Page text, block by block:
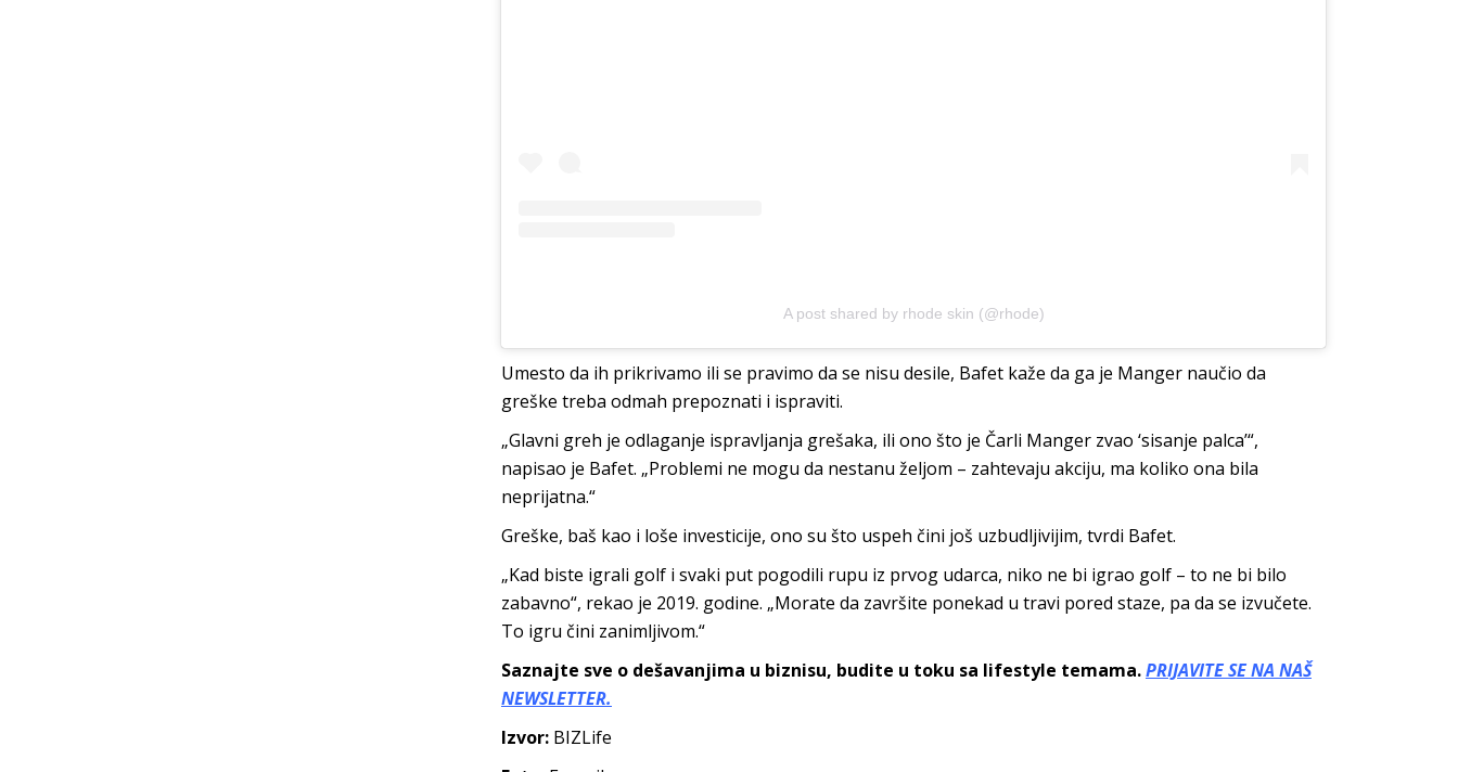
A post shared by rhode skin (@rhode)
Umesto da ih prikrivamo ili se pravimo da se nisu desile, Bafet kaže da ga je Manger naučio da
greške treba odmah prepoznati i ispraviti.
„Glavni greh je odlaganje ispravljanja grešaka, ili ono što je Čarli Manger zvao ‘sisanje palca’“,
napisao je Bafet. „Problemi ne mogu da nestanu željom – zahtevaju akciju, ma koliko ona bila
neprijatna.“
Greške, baš kao i loše investicije, ono su što uspeh čini još uzbudljivijim, tvrdi Bafet.
„Kad biste igrali golf i svaki put pogodili rupu iz prvog udarca, niko ne bi igrao golf – to ne bi bilo
zabavno“, rekao je 2019. godine. „Morate da završite ponekad u travi pored staze, pa da se izvučete.
To igru čini zanimljivom.“
Saznajte sve o dešavanjima u biznisu, budite u toku sa lifestyle temama.PRIJAVITE SE NA NAŠ
NEWSLETTER.
Izvor: BIZLife